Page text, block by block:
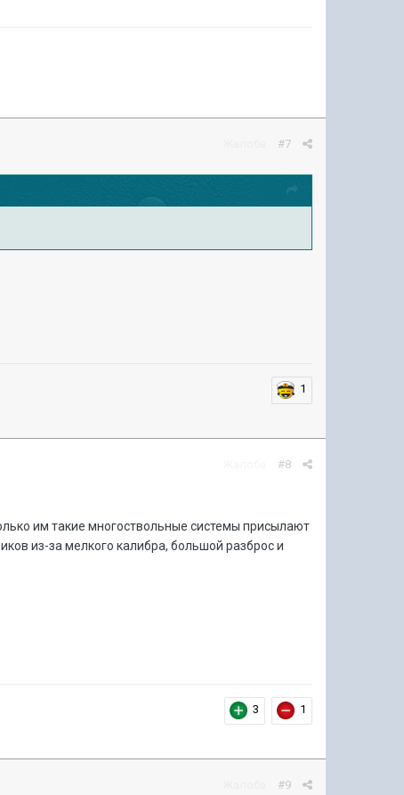
#7
1
#8
им такие многоствольные системы присылают
из-за мелкого калибра, большой разброс и
3 1
#9